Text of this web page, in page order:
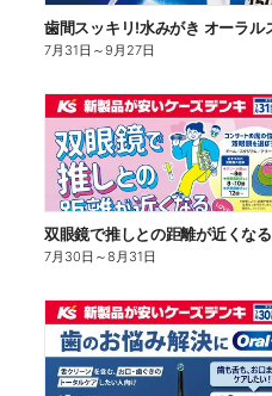
7月31日 ～9月27日
双眼鏡で推しとの距離が近くなる
7月30日 ～8月31日